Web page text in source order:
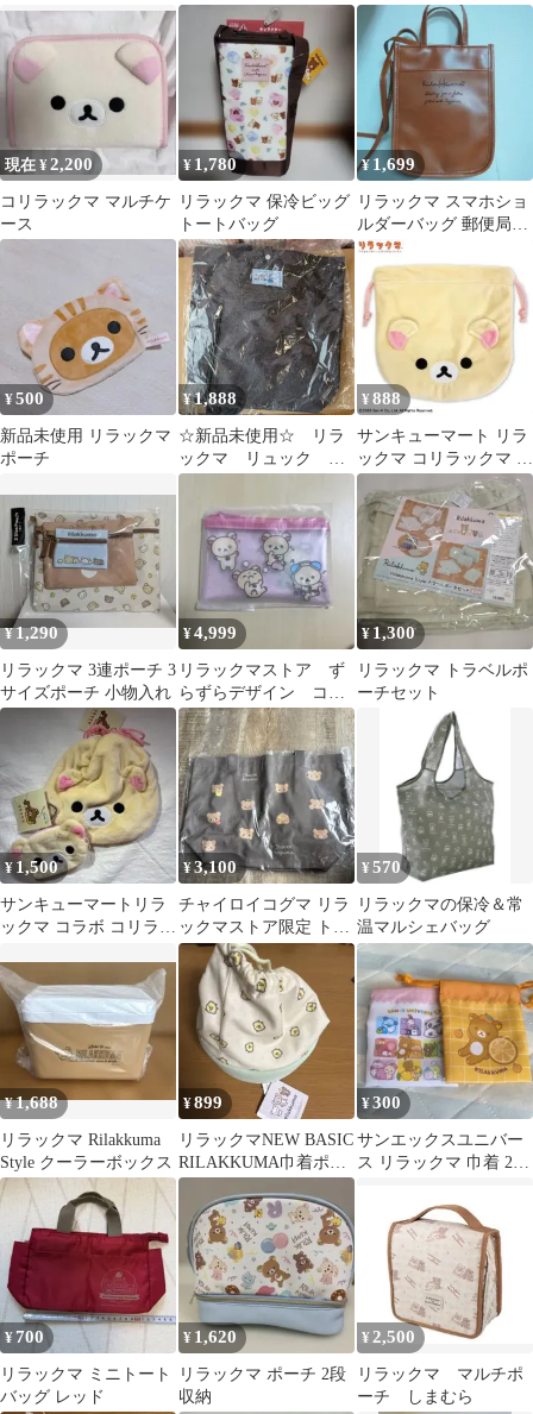
ポーチ
現在 ¥2,200
コリラックマ マルチケ
ース
¥ 1,780
リラックマ 保冷ビッグ
トートバッグ
¥ 1,699
リラックマ スマホショ
ルダーバッグ 郵便局限
定
¥500
新品未使用 リラックマ
ポーチ
¥1,888
☆新品未使用☆ リラ
ックマ リュック デ
ニム柄 鞄 かばん
¥ 888
サンキューマート リラ
ックマ コリラックマ ふ
わふわ巾着 ポーチ
¥1,290
リラックマ 3連ポーチ 3
サイズポーチ 小物入れ
¥4,999
リラックマストア ず
らずらデザイン コリ
ラックマ ミニポー
チ Ａ
¥ 1,300
リラックマ トラベルポ
ーチセット
¥ 1,500
サンキューマートリラ
ックマ コラボ コリラッ
ふわふわ巾着
¥3,100
チャイロイコグマ リラ
ックマストア限定 トー
トバッグ 10周年
¥570
リラックマの保冷＆常
温マルシェバッグ
¥1,688
リラックマ Rilakkuma
Style クーラーボックス
¥899
リラックマNEW BASIC
RILAKKUMA巾着ポー
チ キイロイトリ
¥300
サンエックスユニバー
ス リラックマ 巾着 2枚
¥ 700
リラックマ ミニトート
バッグ レッド
¥ 1,620
リラックマ ポーチ 2段
収納
¥ 2,500
リラックマ マルチポ
ーチ しまむら